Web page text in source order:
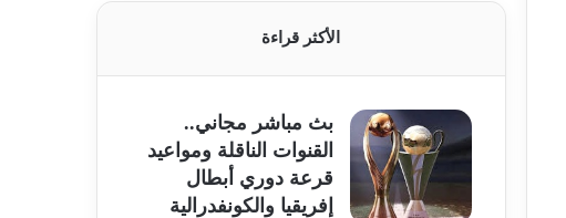
الأكثر قراءة
بث مباشر مجاني..
القنوات الناقلة ومواعيد
قرعة دوري أبطال
إفريقيا والكونفدرالية